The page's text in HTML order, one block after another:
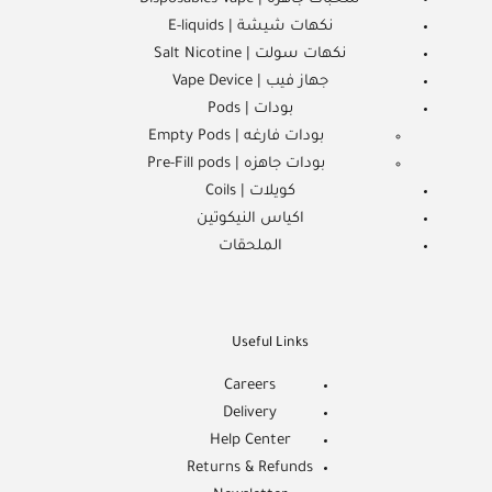
نكهات شيشة | E-liquids
نكهات سولت | Salt Nicotine
جهاز فيب | Vape Device
بودات | Pods
بودات فارغه | Empty Pods
بودات جاهزه | Pre-Fill pods
كويلات | Coils
اكياس النيكوتين
الملحقات
Useful Links
Careers
Delivery
Help Center
Returns & Refunds